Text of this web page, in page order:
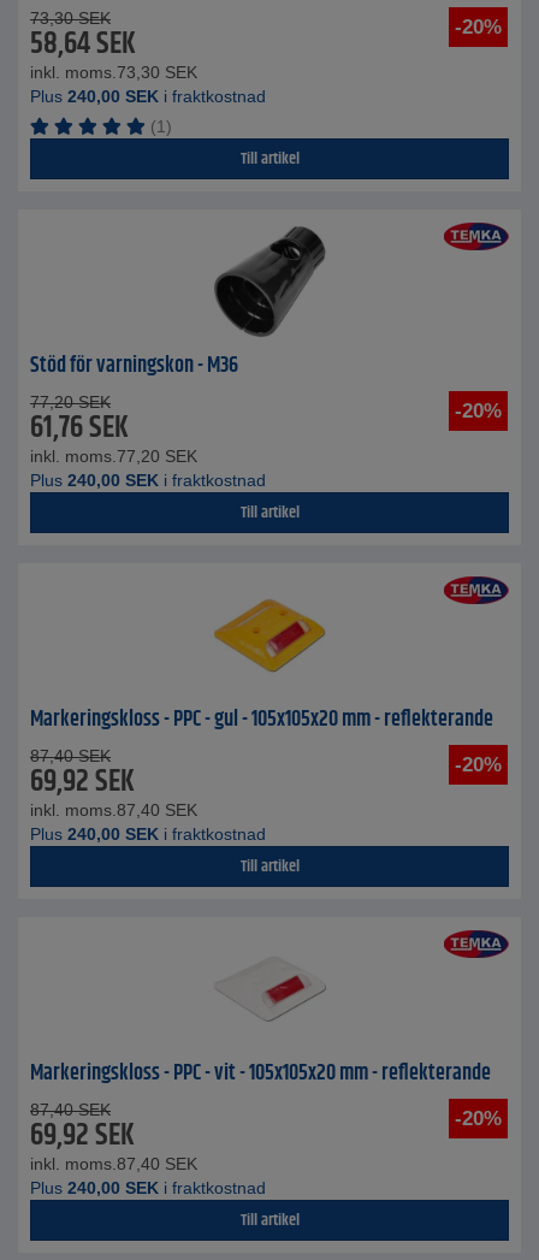
-20%
73,30 SEK
58,64SEK
inkl. moms. 73,30 SEK
Plus 240,00 SEK i fraktkostnad
(1)
Till artikel
Stöd för varningskon - M36
-20%
77,20 SEK
61,76SEK
inkl. moms. 77,20 SEK
Plus 240,00 SEK i fraktkostnad
Till artikel
Markeringskloss - PPC - gul - 105x105x20 mm - reflekterande
-20%
87,40 SEK
69,92SEK
inkl. moms. 87,40 SEK
Plus 240,00 SEK i fraktkostnad
Till artikel
Markeringskloss - PPC - vit - 105x105x20 mm - reflekterande
-20%
87,40 SEK
69,92SEK
inkl. moms. 87,40 SEK
Plus 240,00 SEK i fraktkostnad
Till artikel